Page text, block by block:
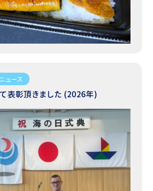
ニュース
表彰頂きました (2026年)